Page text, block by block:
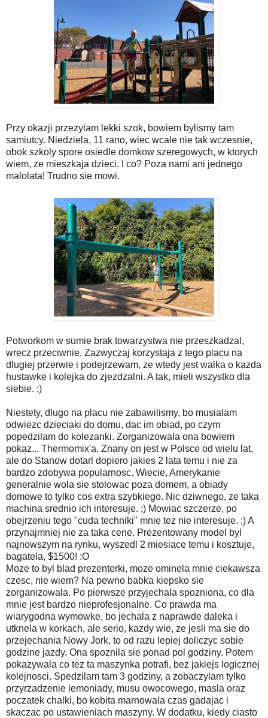
Przy okazji przezylam lekki szok, bowiem bylismy tam
samiutcy. Niedziela, 11 rano, wiec wcale nie tak wczesnie,
obok szkoly spore osiedle domkow szeregowych, w ktorych
wiem, ze mieszkaja dzieci. I co? Poza nami ani jednego
malolata! Trudno sie mowi.
Potworkom w sumie brak towarzystwa nie przeszkadzal,
wrecz przeciwnie. Zazwyczaj korzystaja z tego placu na
dlugiej przerwie i podejrzewam, ze wtedy jest walka o kazda
hustawke i kolejka do zjezdzalni. A tak, mieli wszystko dla
siebie. ;)
Niestety, dlugo na placu nie zabawilismy, bo musialam
odwiezc dzieciaki do domu, dac im obiad, po czym
popedzilam do kolezanki. Zorganizowala ona bowiem
pokaz... Thermomix'a. Znany on jest w Polsce od wielu lat,
ale do Stanow dotarl dopiero jakies 2 lata temu i nie za
bardzo zdobywa popularnosc. Wiecie, Amerykanie
generalnie wola sie stolowac poza domem, a obiady
domowe to tylko cos extra szybkiego. Nic dziwnego, ze taka
machina srednio ich interesuje. ;) Mowiac szczerze, po
obejrzeniu tego "cuda techniki" mnie tez nie interesuje. ;) A
przynajmniej nie za taka cene. Prezentowany model byl
najnowszym na rynku, wyszedl 2 miesiace temu i kosztuje,
bagatela, $1500! :O
Moze to byl blad prezenterki, moze ominela mnie ciekawsza
czesc, nie wiem? Na pewno babka kiepsko sie
zorganizowala. Po pierwsze przyjechala spozniona, co dla
mnie jest bardzo nieprofesjonalne. Co prawda ma
wiarygodna wymowke, bo jechala z naprawde daleka i
utknela w korkach, ale serio, kazdy wie, ze jesli ma sie do
przejechania Nowy Jork, to od razu lepiej doliczyc sobie
godzine jazdy. Ona spoznila sie ponad pol godziny. Potem
pokazywala co tez ta maszynka potrafi, bez jakiejs logicznej
kolejnosci. Spedzilam tam 3 godziny, a zobaczylam tylko
przyrzadzenie lemoniady, musu owocowego, masla oraz
poczatek chalki, bo kobita marnowala czas gadajac i
skaczac po ustawieniach maszyny. W dodatku, kiedy ciasto